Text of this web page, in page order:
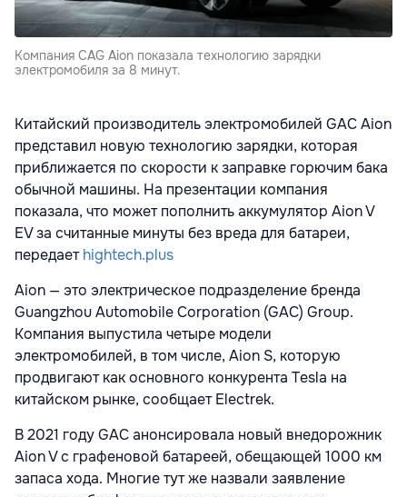
Компания CAG Aion показала технологию зарядки
электромобиля за 8 минут.
Китайский производитель электромобилей GAC Aion
представил новую технологию зарядки, которая
приближается по скорости к заправке горючим бака
обычной машины. На презентации компания
показала, что может пополнить аккумулятор Aion V
EV за считанные минуты без вреда для батареи,
передаетhightech.plus
Aion — это электрическое подразделение бренда
Guangzhou Automobile Corporation (GAC) Group.
Компания выпустила четыре модели
электромобилей, в том числе, Aion S, которую
продвигают как основного конкурента Tesla на
китайском рынке, сообщает Electrek.
В 2021 году GAC анонсировала новый внедорожник
Aion V с графеновой батареей, обещающей 1000 км
запаса хода. Многие тут же назвали заявление